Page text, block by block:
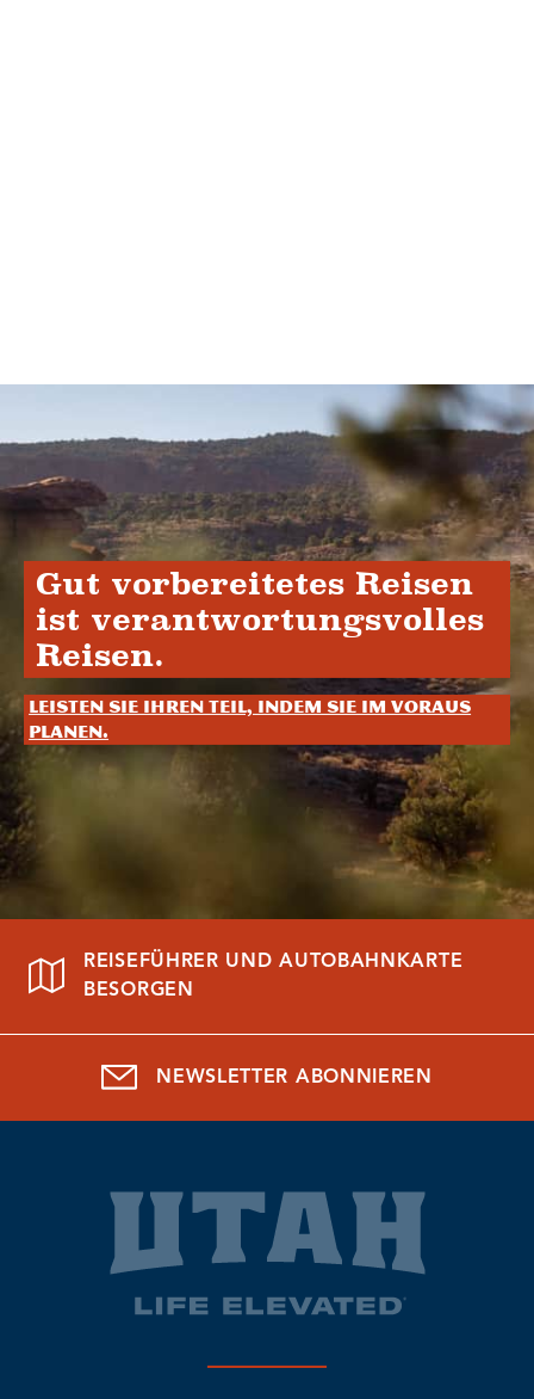
Gut vorbereitetes Reisen
ist verantwortungsvolles
Reisen.
Leisten Sie Ihren Teil, indem Sie im Voraus
planen.
REISEFÜHRER UND AUTOBAHNKARTE
BESORGEN
NEWSLETTER ABONNIEREN